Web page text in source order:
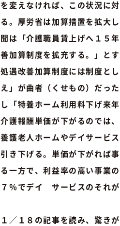
変えなければ、この状況に
。厚労省は加算措置を拡大
は「介護職員賃上げへ１５
加算制度を拡充する。」と
遇改善加算制度には制度と
」が曲者（くせもの）だった
「特養ホーム利用料下げ来
護報酬単価が下がるのでは
護老人ホームやデイサービ
き下げる。単価が下がれば
一方で、利益率の高い事業
％でデイ サービスのそれ
／１８の記事を読み、驚き